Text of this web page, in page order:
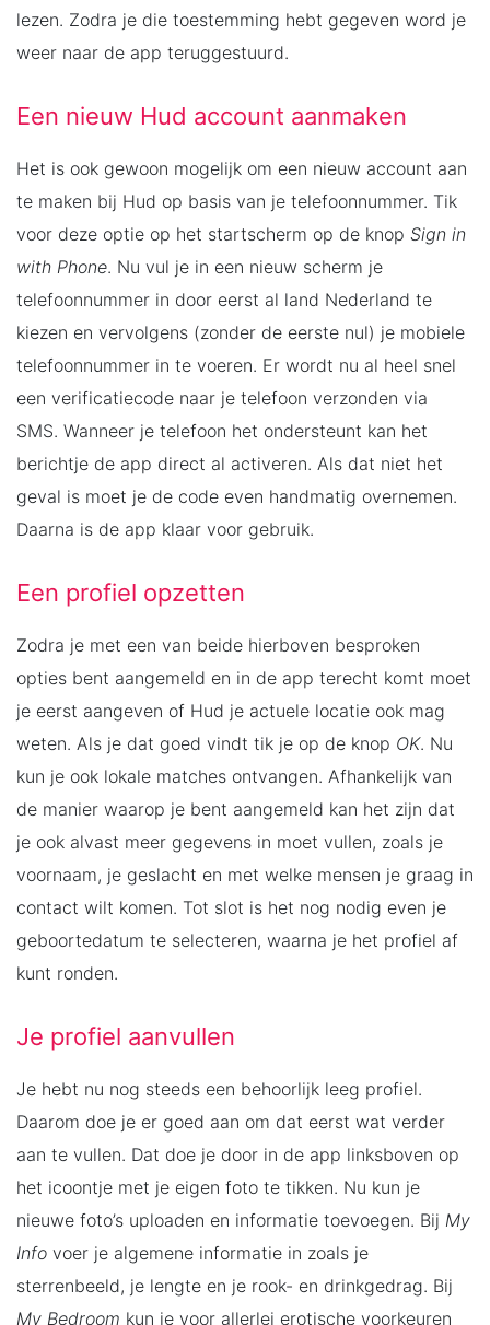
lezen. Zodra je die toestemming hebt gegeven word je
weer naar de app teruggestuurd.
Een nieuw Hud account aanmaken
Het is ook gewoon mogelijk om een nieuw account aan
te maken bij Hud op basis van je telefoonnummer. Tik
voor deze optie op het startscherm op de knop Sign in
with Phone. Nu vul je in een nieuw scherm je
telefoonnummer in door eerst al land Nederland te
kiezen en vervolgens (zonder de eerste nul) je mobiele
telefoonnummer in te voeren. Er wordt nu al heel snel
een verificatiecode naar je telefoon verzonden via
SMS. Wanneer je telefoon het ondersteunt kan het
berichtje de app direct al activeren. Als dat niet het
geval is moet je de code even handmatig overnemen.
Daarna is de app klaar voor gebruik.
Een profiel opzetten
Zodra je met een van beide hierboven besproken
opties bent aangemeld en in de app terecht komt moet
je eerst aangeven of Hud je actuele locatie ook mag
weten. Als je dat goed vindt tik je op de knop OK. Nu
kun je ook lokale matches ontvangen. Afhankelijk van
de manier waarop je bent aangemeld kan het zijn dat
je ook alvast meer gegevens in moet vullen, zoals je
voornaam, je geslacht en met welke mensen je graag in
contact wilt komen. Tot slot is het nog nodig even je
geboortedatum te selecteren, waarna je het profiel af
kunt ronden.
Je profiel aanvullen
Je hebt nu nog steeds een behoorlijk leeg profiel.
Daarom doe je er goed aan om dat eerst wat verder
aan te vullen. Dat doe je door in de app linksboven op
het icoontje met je eigen foto te tikken. Nu kun je
nieuwe foto’s uploaden en informatie toevoegen. Bij My
Info voer je algemene informatie in zoals je
sterrenbeeld, je lengte en je rook- en drinkgedrag. Bij
My Bedroom kun je voor allerlei erotische voorkeuren